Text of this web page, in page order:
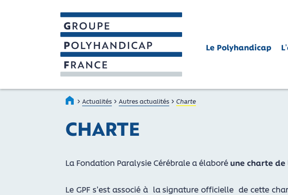
Le Polyhandicap
Accueil
› Actualités › Autres actualités › Charte
CHARTE
La Fondation Paralysie Cérébrale a élaboré une charte
Le GPF s’est associé à la signature officielle de cette